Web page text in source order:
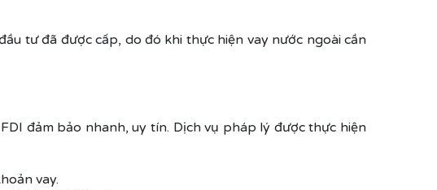
tư đã được cấp, do đó khi thực hiện vay nước ngoài cần
đảm bảo nhanh, uy tín. Dịch vụ pháp lý được thực hiện
vay.